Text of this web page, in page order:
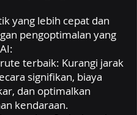
yang lebih cepat dan
pengoptimalan yang
terbaik: Kurangi jarak
signifikan, biaya
dan optimalkan
kendaraan.